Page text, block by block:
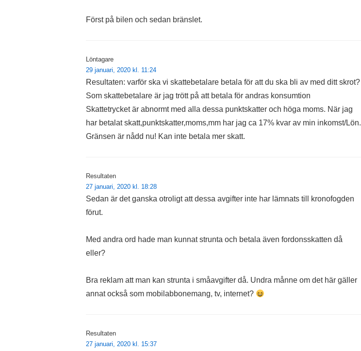
Först på bilen och sedan bränslet.
Löntagare
29 januari, 2020 kl. 11:24
Resultaten: varför ska vi skattebetalare betala för att du ska bli av med ditt skrot?
Som skattebetalare är jag trött på att betala för andras konsumtion
Skattetrycket är abnormt med alla dessa punktskatter och höga moms. När jag
har betalat skatt,punktskatter,moms,mm har jag ca 17% kvar av min inkomst/Lön.
Gränsen är nådd nu! Kan inte betala mer skatt.
Resultaten
27 januari, 2020 kl. 18:28
Sedan är det ganska otroligt att dessa avgifter inte har lämnats till kronofogden
förut.
Med andra ord hade man kunnat strunta och betala även fordonsskatten då
eller?
Bra reklam att man kan strunta i småavgifter då. Undra månne om det här gäller
annat också som mobilabbonemang, tv, internet?
Resultaten
27 januari, 2020 kl. 15:37